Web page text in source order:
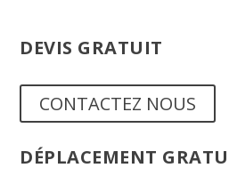
DEVIS GRATUIT
CONTACTEZ NOUS
DÉPLACEMENT